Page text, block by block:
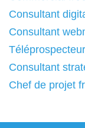
Consultant
Consultant
Consultant
Chef de projet